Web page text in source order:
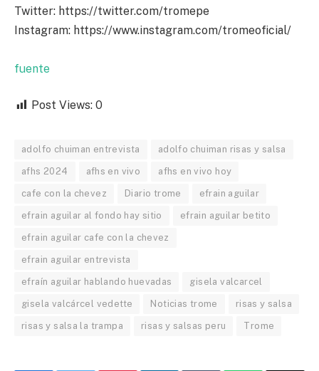
Twitter: https://twitter.com/tromepe
Instagram: https://www.instagram.com/tromeoficial/
fuente
Post Views: 0
adolfo chuiman entrevista adolfo chuiman risas y salsa
afhs 2024 afhs en vivo afhs en vivo hoy
cafe con la chevez Diario trome efrain aguilar
efrain aguilar al fondo hay sitio efrain aguilar betito
efrain aguilar cafe con la chevez
efrain aguilar entrevista
efraín aguilar hablando huevadas gisela valcarcel
gisela valcárcel vedette Noticias trome risas y salsa
risas y salsa la trampa risas y salsas peru Trome